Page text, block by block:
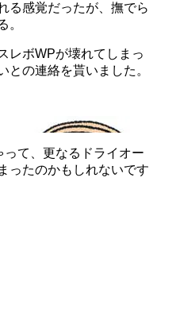
る感覚だったが、撫でら
。
レボWPが壊れてしまっ
との連絡を貰いました。
て、更なるドライオー
ったのかもしれないです